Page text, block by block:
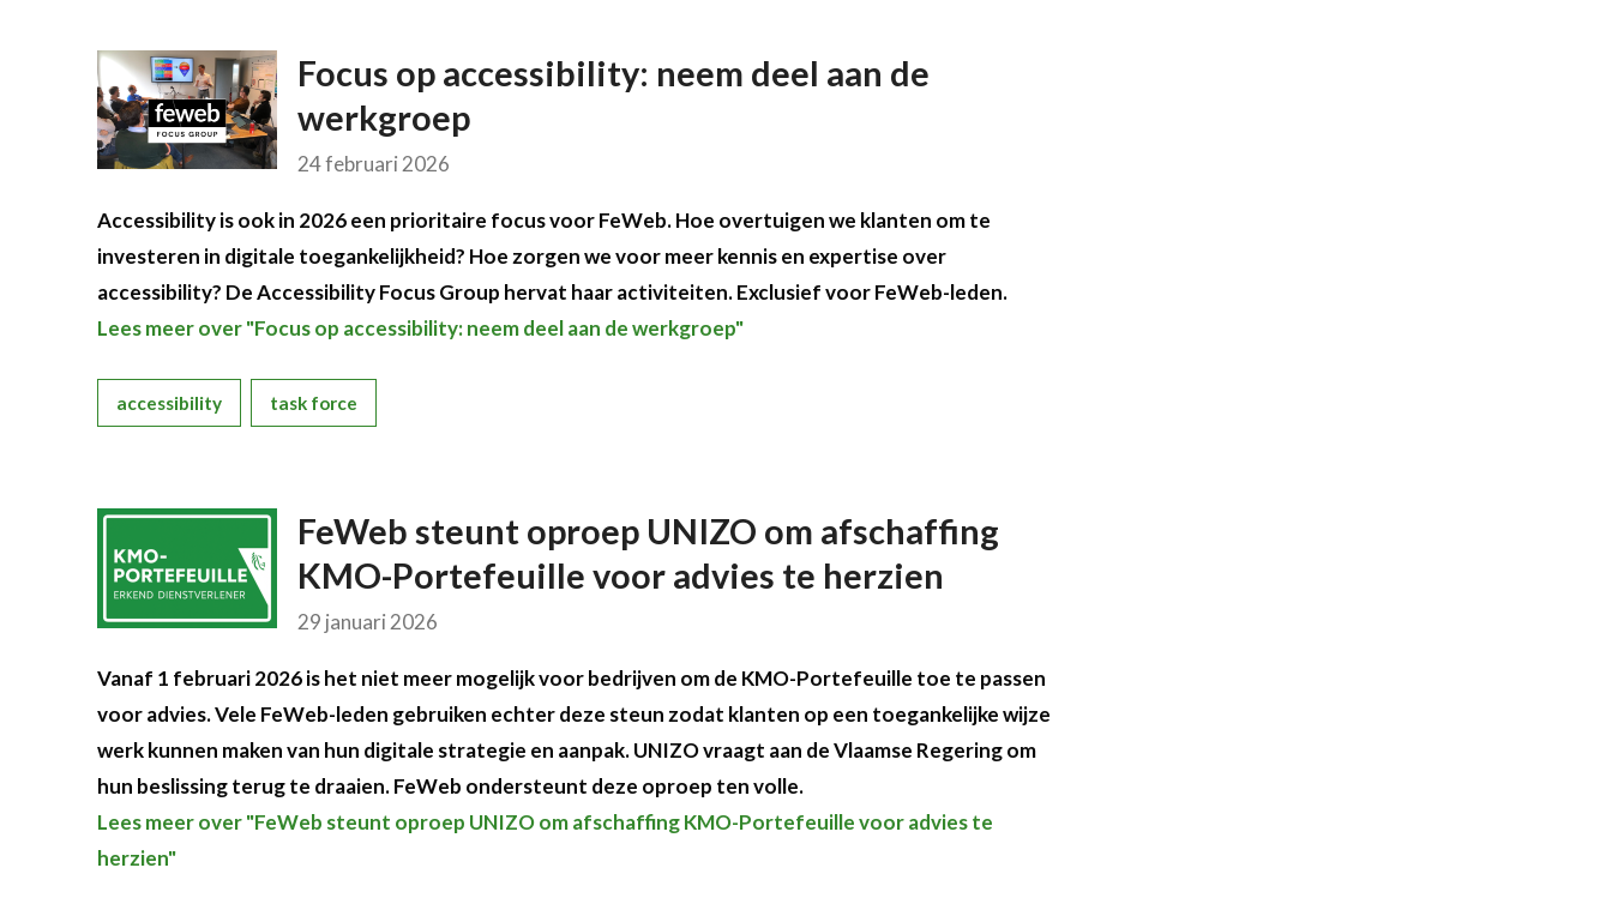
Focus op accessibility: neem deel aan de
werkgroep
24 februari 2026
Accessibility is ook in 2026 een prioritaire focus voor FeWeb. Hoe overtuigen we klanten om te
investeren in digitale toegankelijkheid? Hoe zorgen we voor meer kennis en expertise over
accessibility? De Accessibility Focus Group hervat haar activiteiten. Exclusief voor FeWeb-leden.
Lees meer over "Focus op accessibility: neem deel aan de werkgroep"
accessibility task force
FeWeb steunt oproep UNIZO om afschaffing
KMO-Portefeuille voor advies te herzien
29 januari 2026
Vanaf 1 februari 2026 is het niet meer mogelijk voor bedrijven om de KMO-Portefeuille toe te passen
voor advies. Vele FeWeb-leden gebruiken echter deze steun zodat klanten op een toegankelijke wijze
werk kunnen maken van hun digitale strategie en aanpak. UNIZO vraagt aan de Vlaamse Regering om
hun beslissing terug te draaien. FeWeb ondersteunt deze oproep ten volle.
Lees meer over "FeWeb steunt oproep UNIZO om afschaffing KMO-Portefeuille voor advies te
herzien"